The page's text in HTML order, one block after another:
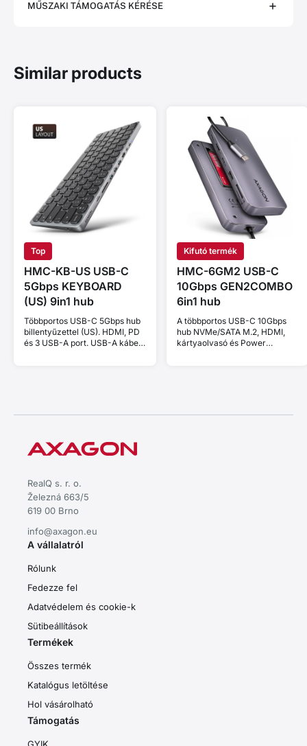
MŰSZAKI TÁMOGATÁS KÉRÉSE
Similar products
Top
HMC-KB-US USB-C
5Gbps KEYBOARD
(US) 9in1 hub
Többportos USB-C 5Gbps hub
billentyűzettel (US). HDMI, PD
és 3 USB-A port. USB-A kábel
Kifutó termék
HMC-6GM2 USB-C
10Gbps GEN2COMBO
6in1 hub
A többportos USB-C 10Gbps
hub NVMe/SATA M.2, HDMI,
kártyaolvasó és Power
RealQ s. r. o.
Železná 663/5
619 00 Brno
info@axagon.eu
A vállalatról
Rólunk
Fedezze fel
Adatvédelem és cookie-k
Sütibeállítások
Termékek
Összes termék
Katalógus letöltése
Hol vásárolható
Támogatás
GYIK